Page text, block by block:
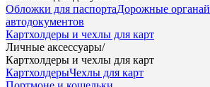
Обложки для паспортаДорожные
автодокументов
Картхолдеры и чехлы для карт
Личные аксессуары/
Картхолдеры и чехлы для карт
КартхолдерыЧехлы для карт